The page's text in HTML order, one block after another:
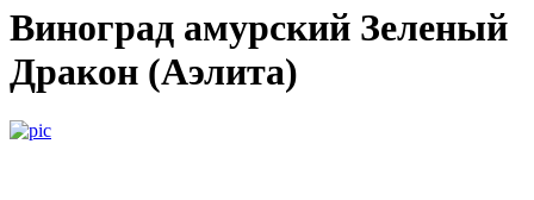
Виноград амурский Зеленый
Дракон (Аэлита)